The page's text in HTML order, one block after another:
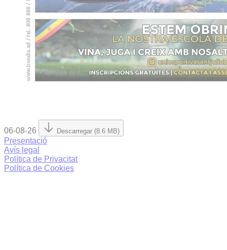
06-08-26 Descarregar (8.6 MB)
Presentació
Avís legal
Política de Privacitat
Política de Cookies